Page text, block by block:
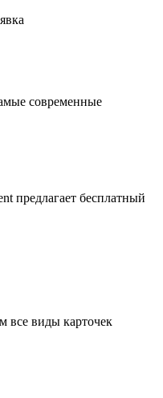
современные
предлагает бесплатный
все виды карточек